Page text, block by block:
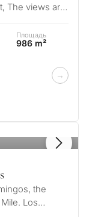
The views are
Площадь
986 m²
the
Los